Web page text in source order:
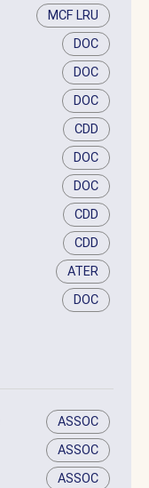
MCF LRU
DOC
DOC
DOC
CDD
DOC
DOC
CDD
CDD
ATER
DOC
ASSOC
ASSOC
ASSOC